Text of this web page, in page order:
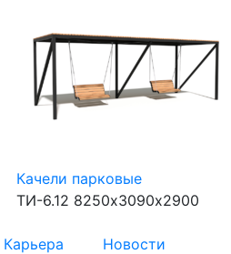
Качели парковые
ТИ-6.12 8250х3090х2900
Карьера Новости